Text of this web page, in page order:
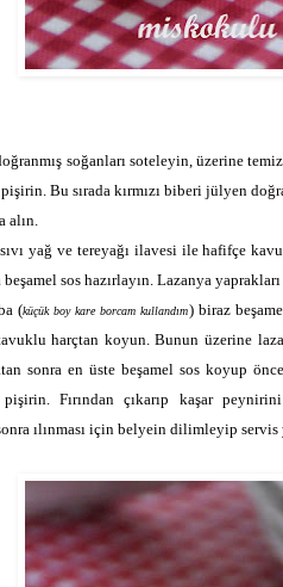
soğanları soteleyin, üzerine
Bu sırada kırmızı biberi jülyen
alın.
yağ ve tereyağı ilavesi ile hafifçe
sos hazırlayın. Lazanya
(küçük boy kare borcam kullandım) biraz
harçtan koyun. Bunun üzerine
sonra en üste beşamel sos koyup
Fırından çıkarıp kaşar
ılınması için belyein dilimleyip servis